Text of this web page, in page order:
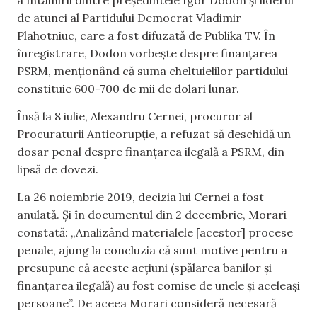
de atunci al Partidului Democrat Vladimir
Plahotniuc, care a fost difuzată de Publika TV. În
înregistrare, Dodon vorbește despre finanțarea
PSRM, menționând că suma cheltuielilor partidului
constituie 600-700 de mii de dolari lunar.
Însă la 8 iulie, Alexandru Cernei, procuror al
Procuraturii Anticorupție, a refuzat să deschidă un
dosar penal despre finanțarea ilegală a PSRM, din
lipsă de dovezi.
La 26 noiembrie 2019, decizia lui Cernei a fost
anulată. Și în documentul din 2 decembrie, Morari
constată: „Analizând materialele [acestor] procese
penale, ajung la concluzia că sunt motive pentru a
presupune că aceste acțiuni (spălarea banilor și
finanțarea ilegală) au fost comise de unele și aceleași
persoane”. De aceea Morari consideră necesară